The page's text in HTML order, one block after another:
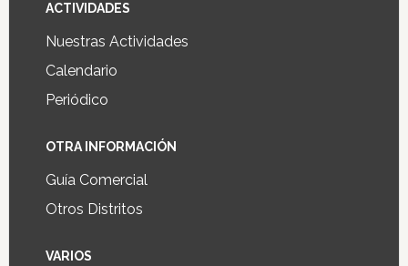
ACTIVIDADES
Nuestras Actividades
Calendario
Periódico
OTRA INFORMACIÓN
Guía Comercial
Otros Distritos
VARIOS